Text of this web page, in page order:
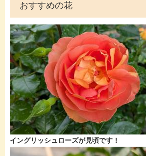
おすすめの花
​​​​イングリッシュローズが見頃です！